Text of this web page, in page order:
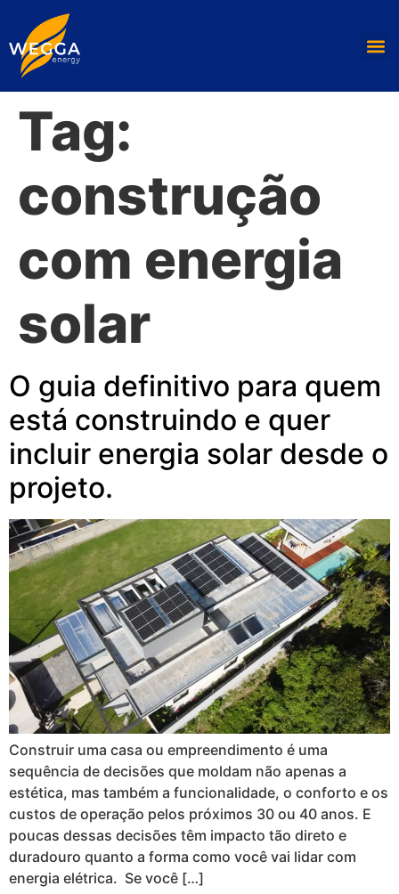
Tag:
construção
com energia
solar
O guia definitivo para quem
está construindo e quer
incluir energia solar desde o
projeto.
Construir uma casa ou empreendimento é uma
sequência de decisões que moldam não apenas a
estética, mas também a funcionalidade, o conforto e os
custos de operação pelos próximos 30 ou 40 anos. E
poucas dessas decisões têm impacto tão direto e
duradouro quanto a forma como você vai lidar com
energia elétrica. Se você […]